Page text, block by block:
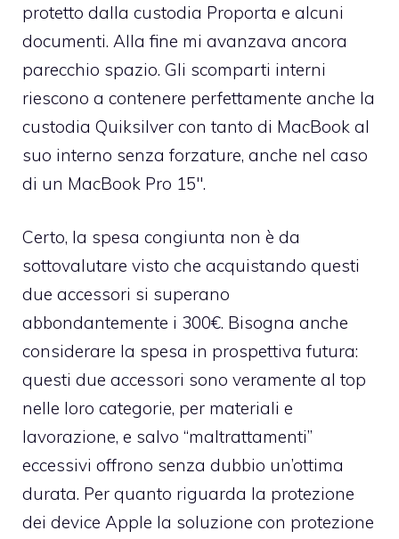
protetto dalla custodia Proporta e alcuni
documenti. Alla fine mi avanzava ancora
parecchio spazio. Gli scomparti interni
riescono a contenere perfettamente anche la
custodia Quiksilver con tanto di MacBook al
suo interno senza forzature, anche nel caso
di un MacBook Pro 15″.
Certo, la spesa congiunta non è da
sottovalutare visto che acquistando questi
due accessori si superano
abbondantemente i 300€. Bisogna anche
considerare la spesa in prospettiva futura:
questi due accessori sono veramente al top
nelle loro categorie, per materiali e
lavorazione, e salvo “maltrattamenti”
eccessivi offrono senza dubbio un’ottima
durata. Per quanto riguarda la protezione
dei device Apple la soluzione con protezione